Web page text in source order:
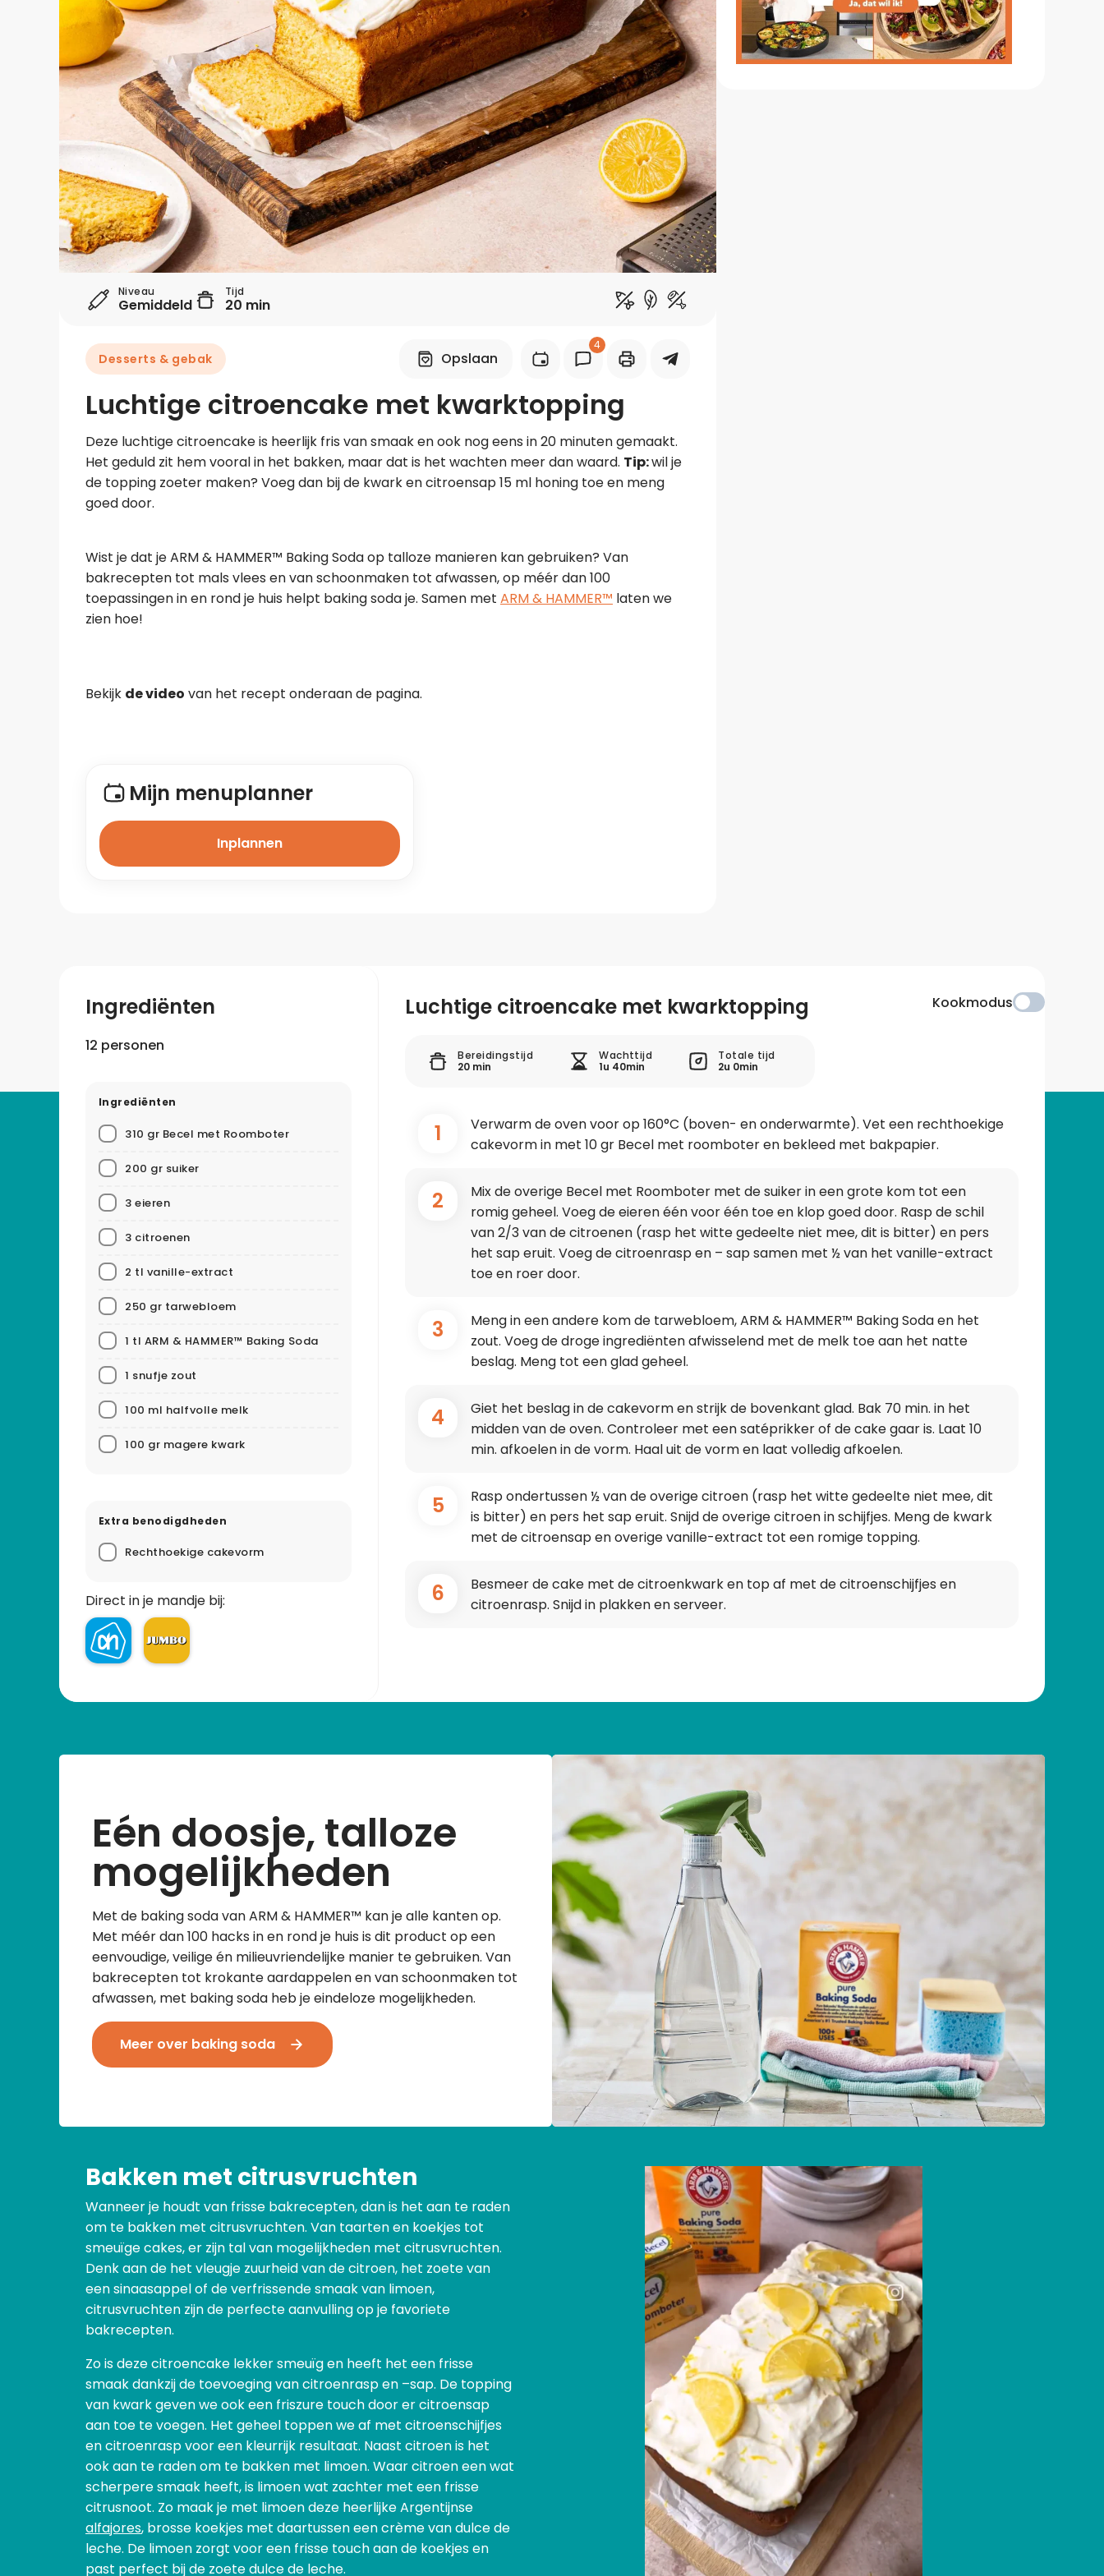
Midden-Oosters
Kooktips & blogs
Leer koken als een chef
Kooktips & blogs
Niveau
Gemiddeld
Tijd
20 min
Desserts & gebak Opslaan
4
Luchtige citroencake met kwarktopping
Deze luchtige citroencake is heerlijk fris van smaak en ook nog eens in 20 minuten gemaakt.
Het geduld zit hem vooral in het bakken, maar dat is het wachten meer dan waard. Tip: wil je
de topping zoeter maken? Voeg dan bij de kwark en citroensap 15 ml honing toe en meng
goed door.
Wist je dat je ARM & HAMMER™ Baking Soda op talloze manieren kan gebruiken? Van
bakrecepten tot mals vlees en van schoonmaken tot afwassen, op méér dan 100
toepassingen in en rond je huis helpt baking soda je. Samen met ARM & HAMMER™ laten we
zien hoe!
Bekijk de video van het recept onderaan de pagina.
Mijn menuplanner
Inplannen
Ingrediënten
12 personen
Ingrediënten
310 gr Becel met Roomboter
200 gr suiker
3 eieren
3 citroenen
2 tl vanille-extract
250 gr tarwebloem
1 tl ARM & HAMMER™ Baking Soda
1 snufje zout
100 ml halfvolle melk
100 gr magere kwark
Extra benodigdheden
Rechthoekige cakevorm
Direct in je mandje bij:
Luchtige citroencake met kwarktopping Kookmodus
Bereidingstijd
20 min
Wachttijd
1u 40min
Totale tijd
2u 0min
1
Verwarm de oven voor op 160°C (boven- en onderwarmte). Vet een rechthoekige
cakevorm in met 10 gr Becel met roomboter en bekleed met bakpapier.
2
Mix de overige Becel met Roomboter met de suiker in een grote kom tot een
romig geheel. Voeg de eieren één voor één toe en klop goed door. Rasp de schil
van 2/3 van de citroenen (rasp het witte gedeelte niet mee, dit is bitter) en pers
het sap eruit. Voeg de citroenrasp en – sap samen met ½ van het vanille-extract
toe en roer door.
3
Meng in een andere kom de tarwebloem, ARM & HAMMER™ Baking Soda en het
zout. Voeg de droge ingrediënten afwisselend met de melk toe aan het natte
beslag. Meng tot een glad geheel.
4
Giet het beslag in de cakevorm en strijk de bovenkant glad. Bak 70 min. in het
midden van de oven. Controleer met een satéprikker of de cake gaar is. Laat 10
min. afkoelen in de vorm. Haal uit de vorm en laat volledig afkoelen.
5
Rasp ondertussen ½ van de overige citroen (rasp het witte gedeelte niet mee, dit
is bitter) en pers het sap eruit. Snijd de overige citroen in schijfjes. Meng de kwark
met de citroensap en overige vanille-extract tot een romige topping.
6
Besmeer de cake met de citroenkwark en top af met de citroenschijfjes en
citroenrasp. Snijd in plakken en serveer.
Eén doosje, talloze
mogelijkheden
Met de baking soda van ARM & HAMMER™ kan je alle kanten op.
Met méér dan 100 hacks in en rond je huis is dit product op een
eenvoudige, veilige én milieuvriendelijke manier te gebruiken. Van
bakrecepten tot krokante aardappelen en van schoonmaken tot
afwassen, met baking soda heb je eindeloze mogelijkheden. ⁠
Meer over baking soda
Bakken met citrusvruchten
Wanneer je houdt van frisse bakrecepten, dan is het aan te raden
om te bakken met citrusvruchten. Van taarten en koekjes tot
smeuïge cakes, er zijn tal van mogelijkheden met citrusvruchten.
Denk aan de het vleugje zuurheid van de citroen, het zoete van
een sinaasappel of de verfrissende smaak van limoen,
citrusvruchten zijn de perfecte aanvulling op je favoriete
bakrecepten.
Zo is deze citroencake lekker smeuïg en heeft het een frisse
smaak dankzij de toevoeging van citroenrasp en –sap. De topping
van kwark geven we ook een friszure touch door er citroensap
aan toe te voegen. Het geheel toppen we af met citroenschijfjes
en citroenrasp voor een kleurrijk resultaat. Naast citroen is het
ook aan te raden om te bakken met limoen. Waar citroen een wat
scherpere smaak heeft, is limoen wat zachter met een frisse
citrusnoot. Zo maak je met limoen deze heerlijke Argentijnse
alfajores, brosse koekjes met daartussen een crème van dulce de
leche. De limoen zorgt voor een frisse touch aan de koekjes en
past perfect bij de zoete dulce de leche.